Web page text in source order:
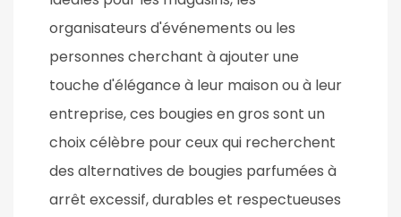
organisateurs d'événements ou les
personnes cherchant à ajouter une
touche d'élégance à leur maison ou à leur
entreprise, ces bougies en gros sont un
choix célèbre pour ceux qui recherchent
des alternatives de bougies parfumées à
arrêt excessif, durables et respectueuses